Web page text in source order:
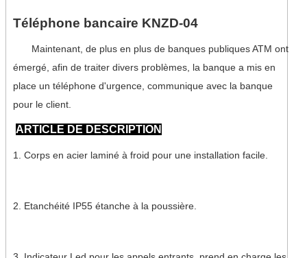
Téléphone bancaire KNZD-04
Maintenant, de plus en plus de banques publiques ATM ont
émergé, afin de traiter divers problèmes, la banque a mis en
place un téléphone d'urgence, communique avec la banque
pour le client.
ARTICLE DE DESCRIPTION
1. Corps en acier laminé à froid pour une installation facile.
2. Etanchéité IP55 étanche à la poussière.